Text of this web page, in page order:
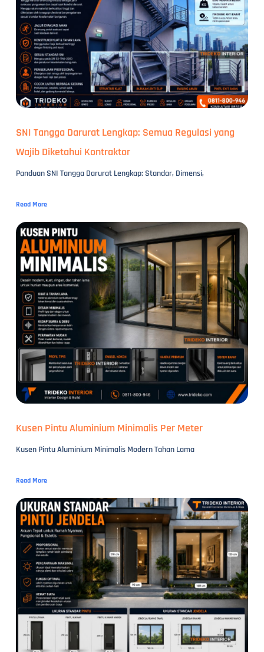
SNI Tangga Darurat Lengkap: Semua Regulasi yang
Wajib Diketahui Kontraktor
Panduan SNI Tangga Darurat Lengkap: Standar, Dimensi,
Read More
Kusen Pintu Aluminium Minimalis Per Meter
Kusen Pintu Aluminium Minimalis Modern Tahan Lama
Read More